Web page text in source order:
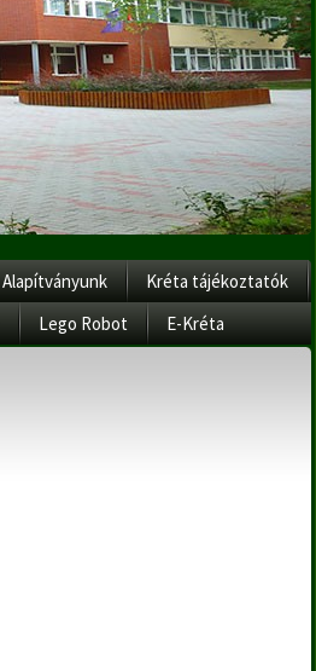
Alapítványunk
Kréta tájékoztatók
Lego Robot E-Kréta